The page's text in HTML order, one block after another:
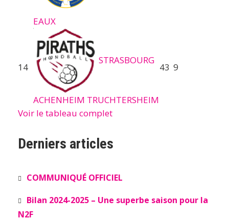
EAUX
14
STRASBOURG
ACHENHEIM TRUCHTERSHEIM
43 9
Voir le tableau complet
Derniers articles
COMMUNIQUÉ OFFICIEL
Bilan 2024-2025 – Une superbe saison pour la
N2F